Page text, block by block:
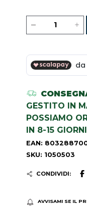
GESTITO IN
POSSIAMO
IN 8-15
EAN:
SKU: 1050503
CONDIVIDI:
AVVISAMI SE IL